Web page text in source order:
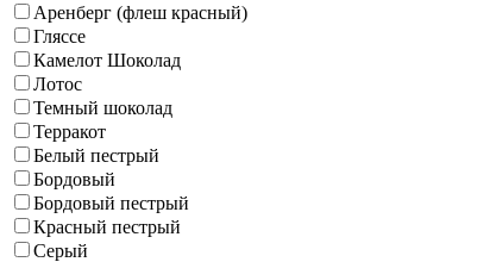
Аренберг (флеш красный)
Гляссе
Камелот Шоколад
Лотос
Темный шоколад
Терракот
Белый пестрый
Бордовый
Бордовый пестрый
Красный пестрый
Серый